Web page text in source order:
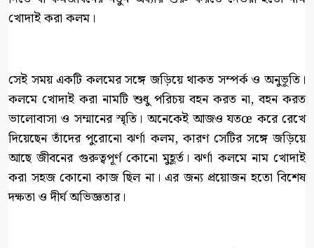
খোদাই করা কলম।
সেই সময় একটি কলমের সঙ্গে জড়িয়ে থাকত সম্পর্ক ও অনুভূতি।
কলমে খোদাই করা নামটি শুধু পরিচয় বহন করত না, বহন করত
ভালোবাসা ও সম্মানের স্মৃতি। অনেকেই আজও যতœ করে রেখে
দিয়েছেন তাঁদের পুরোনো ঝর্ণা কলম, কারণ সেটির সঙ্গে জড়িয়ে
আছে জীবনের গুরুত্বপূর্ণ কোনো মুহূর্ত। ঝর্ণা কলমে নাম খোদাই
করা সহজ কোনো কাজ ছিল না। এর জন্য প্রয়োজন হতো বিশেষ
দক্ষতা ও দীর্ঘ অভিজ্ঞতার।